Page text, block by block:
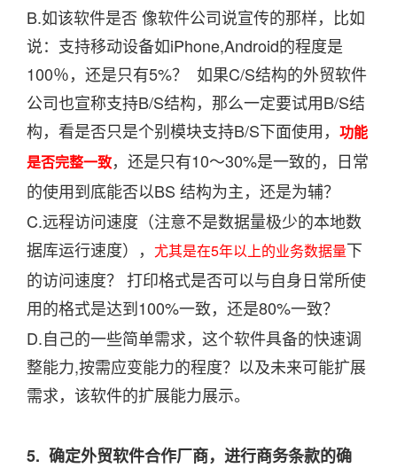
B.如该软件是否 像软件公司说宣传的那样，比如
说：支持移动设备如iPhone,Android的程度是
100％，还是只有5%？ 如果C/S结构的外贸软件
公司也宣称支持B/S结构，那么一定要试用B/S结
构，看是否只是个别模块支持B/S下面使用， 功能
是否完整一致，还是只有10～30%是一致的，日常
的使用到底能否以BS 结构为主，还是为辅？
C.远程访问速度（注意不是数据量极少的本地数
据库运行速度）， 尤其是在5年以上的业务数据量下
的访问速度？ 打印格式是否可以与自身日常所使
用的格式是达到100%一致，还是80%一致？
D.自己的一些简单需求，这个软件具备的快速调
整能力,按需应变能力的程度？以及未来可能扩展
需求，该软件的扩展能力展示。
5. 确定外贸软件合作厂商，进行商务条款的确